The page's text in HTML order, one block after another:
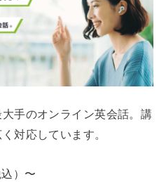
大手のオンライン英会話。講
対応しています。
）〜